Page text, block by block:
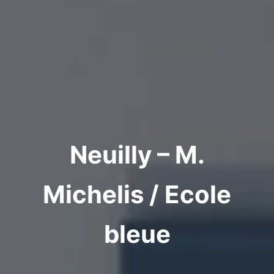
Neuilly – M.
Michelis / Ecole
bleue